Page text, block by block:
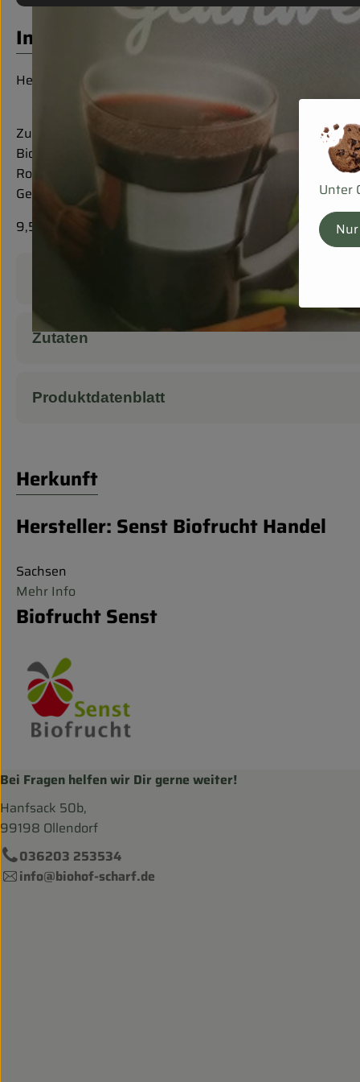
Info
Hergestellt aus heimischen Kirschen!
Zutaten:
Bio-Sauerkirschen
Rohrzucker
Gewürzmischung
9,5% Vol
Zutaten
Produktdatenblatt
Herkunft
Hersteller: Senst Biofrucht Handel
Sachsen
Mehr Info
Biofrucht Senst
Bei Fragen helfen wir Dir gerne weiter!
Hanfsack 50b,
99198 Ollendorf
036203 253534
info@biohof-scharf.de
Unter